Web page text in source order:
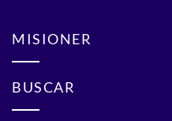
MISIONER
BUSCAR